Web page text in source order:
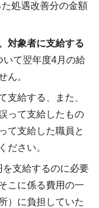
処遇改善分の金額
対象者に支給する
いて翌年度4月の給
ん。
支給する、また、
って支給したもの
て支給した職員と
ださい。
支給するのに必要
こに係る費用の一
）に負担していた